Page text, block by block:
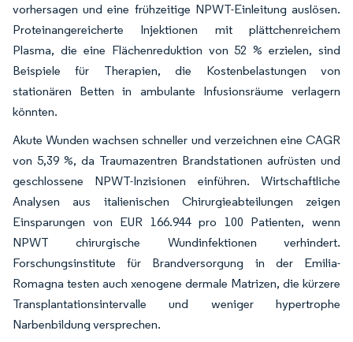
vorhersagen und eine frühzeitige NPWT-Einleitung auslösen.
Proteinangereicherte Injektionen mit plättchenreichem
Plasma, die eine Flächenreduktion von 52 % erzielen, sind
Beispiele für Therapien, die Kostenbelastungen von
stationären Betten in ambulante Infusionsräume verlagern
könnten.
Akute Wunden wachsen schneller und verzeichnen eine CAGR
von 5,39 %, da Traumazentren Brandstationen aufrüsten und
geschlossene NPWT-Inzisionen einführen. Wirtschaftliche
Analysen aus italienischen Chirurgieabteilungen zeigen
Einsparungen von EUR 166.944 pro 100 Patienten, wenn
NPWT chirurgische Wundinfektionen verhindert.
Forschungsinstitute für Brandversorgung in der Emilia-
Romagna testen auch xenogene dermale Matrizen, die kürzere
Transplantationsintervalle und weniger hypertrophe
Narbenbildung versprechen.